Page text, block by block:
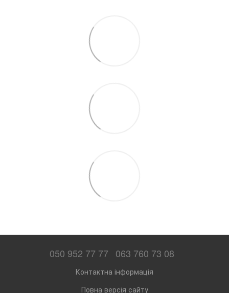
050 952 77 77 063 760 73 08
Контактна інформація
Повна версія сайту